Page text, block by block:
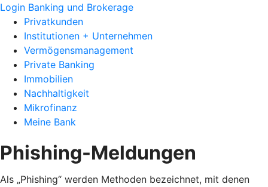
Login Banking und Brokerage
Privatkunden
Institutionen + Unternehmen
Vermögensmanagement
Private Banking
Immobilien
Nachhaltigkeit
Mikrofinanz
Meine Bank
Phishing-Meldungen
Als „Phishing“ werden Methoden bezeichnet, mit denen